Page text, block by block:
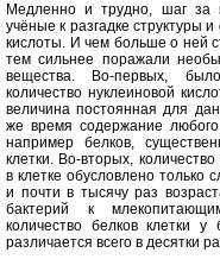
Медленно и трудно, шаг за
учёные к разгадке структуры
кислоты. И чем больше о ней
тем сильнее поражали
вещества. Во-первых,
количество нуклеиновой
величина постоянная для
же время содержание любого
например белков,
клетки. Во-вторых,
в клет­ке обусловлено только
и почти в тысячу раз
бактерий к
количество белков клетки у
различается всего в десятки